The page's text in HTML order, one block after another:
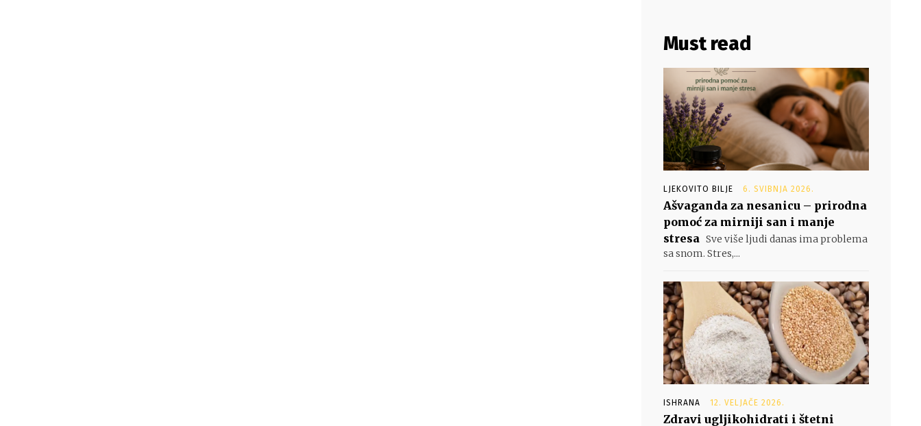
Must read
LJEKOVITO BILJE 6. SVIBNJA 2026.
Ašvaganda za nesanicu – prirodna
pomoć za mirniji san i manje
stresa Sve više ljudi danas ima problema
sa snom. Stres,...
ISHRANA 12. VELJAČE 2026.
Zdravi ugljikohidrati i štetni